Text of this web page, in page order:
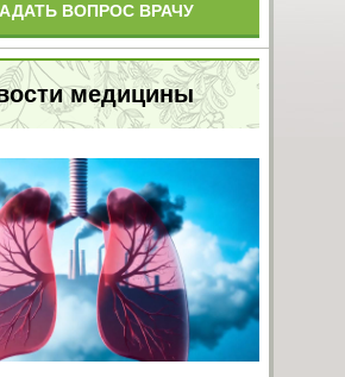
ВОПРОС ВРАЧУ
медицины